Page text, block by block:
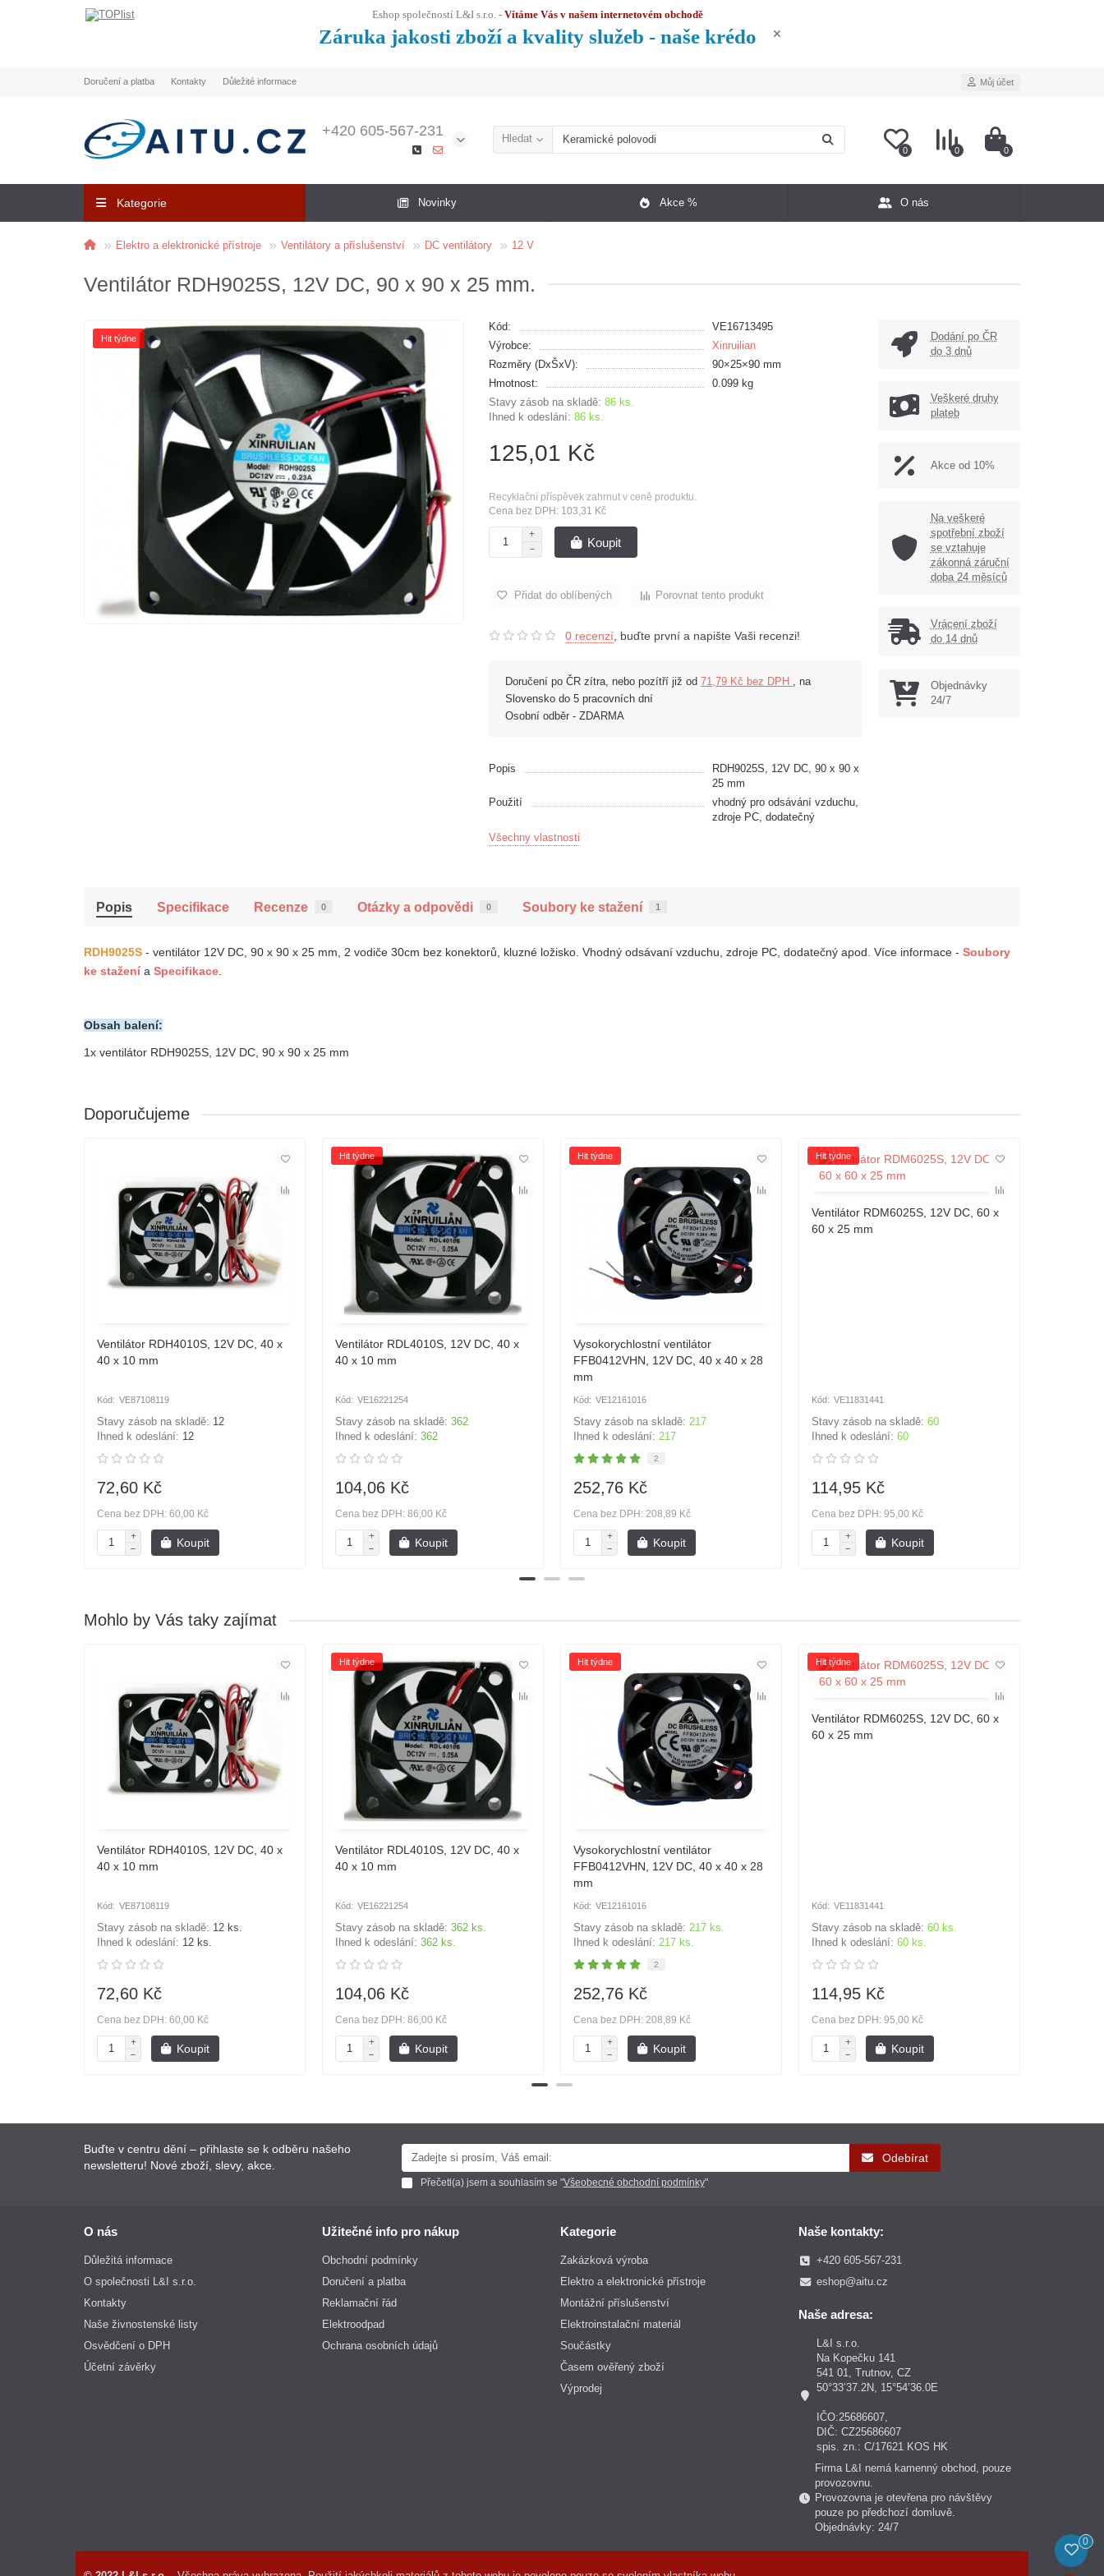
Eshop společností L&I s.r.o. - Vítáme Vás v našem internetovém obchodě
Záruka jakosti zboží a kvality služeb - naše krédo
Doručení a platba Kontakty Důležité informace Můj účet
Hledat
+420 605-567-231
0 0 0
Kategorie Novinky Akce % O nás
Elektro a elektronické přístroje Ventilátory a příslušenství DC ventilátory 12 V
Ventilátor RDH9025S, 12V DC, 90 x 90 x 25 mm.
Hit týdne
Kód:
VE16713495
Výrobce:
Xinruilian
Rozměry (DxŠxV):
90×25×90 mm
Hmotnost:
0.099 kg
Stavy zásob na skladě:86 ks.
Ihned k odeslání:86 ks.
125,01 Kč
Recyklační příspěvek zahrnut v ceně produktu.
Cena bez DPH: 103,31 Kč
Koupit
Přidat do oblíbených Porovnat tento produkt
0 recenzí, buďte první a napište Vaši recenzi!
Doručení po ČR zítra, nebo pozítří již od71,79 Kč bez DPH , na
Slovensko do 5 pracovních dní
Osobní odběr - ZDARMA
Popis
RDH9025S, 12V DC, 90 x 90 x
25 mm
Použití
vhodný pro odsávání vzduchu,
zdroje PC, dodatečný
Všechny vlastnosti
Dodání po ČR
do 3 dnů
Veškeré druhy
plateb
Akce od 10%
Na veškeré
spotřební zboží
se vztahuje
zákonná záruční
doba 24 měsíců
Vrácení zboží
do 14 dnů
Objednávky
24/7
Popis Specifikace Recenze 0 Otázky a odpovědi 0 Soubory ke stažení 1
RDH9025S - ventilátor 12V DC, 90 x 90 x 25 mm, 2 vodiče 30cm bez konektorů, kluzné ložisko. Vhodný odsávaní vzduchu, zdroje PC, dodatečný apod. Více informace - Soubory
ke stažení a Specifikace.
Obsah balení:
1x ventilátor RDH9025S, 12V DC, 90 x 90 x 25 mm
Doporučujeme
Ventilátor RDH4010S, 12V DC, 40 x
40 x 10 mm
VE87108119
Stavy zásob na skladě: 12
Ihned k odeslání: 12
72,60 Kč
Cena bez DPH: 60,00 Kč
Koupit
Hit týdne
Ventilátor RDL4010S, 12V DC, 40 x
40 x 10 mm
VE16221254
Stavy zásob na skladě: 362
Ihned k odeslání: 362
104,06 Kč
Cena bez DPH: 86,00 Kč
Koupit
Hit týdne
Vysokorychlostní ventilátor
FFB0412VHN, 12V DC, 40 x 40 x 28
mm
VE12161016
Stavy zásob na skladě: 217
Ihned k odeslání: 217
2
252,76 Kč
Cena bez DPH: 208,89 Kč
Koupit
Hit týdne
Ventilátor RDM6025S, 12V DC, 60 x
60 x 25 mm
VE11831441
Stavy zásob na skladě: 60
Ihned k odeslání: 60
114,95 Kč
Cena bez DPH: 95,00 Kč
Koupit
Mohlo by Vás taky zajímat
Ventilátor RDH4010S, 12V DC, 40 x
40 x 10 mm
VE87108119
Stavy zásob na skladě: 12 ks.
Ihned k odeslání: 12 ks.
72,60 Kč
Cena bez DPH: 60,00 Kč
Koupit
Hit týdne
Ventilátor RDL4010S, 12V DC, 40 x
40 x 10 mm
VE16221254
Stavy zásob na skladě: 362 ks.
Ihned k odeslání: 362 ks.
104,06 Kč
Cena bez DPH: 86,00 Kč
Koupit
Hit týdne
Vysokorychlostní ventilátor
FFB0412VHN, 12V DC, 40 x 40 x 28
mm
VE12161016
Stavy zásob na skladě: 217 ks.
Ihned k odeslání: 217 ks.
2
252,76 Kč
Cena bez DPH: 208,89 Kč
Koupit
Hit týdne
Ventilátor RDM6025S, 12V DC, 60 x
60 x 25 mm
VE11831441
Stavy zásob na skladě: 60 ks.
Ihned k odeslání: 60 ks.
114,95 Kč
Cena bez DPH: 95,00 Kč
Koupit
Buďte v centru dění – přihlaste se k odběru našeho
newsletteru! Nové zboží, slevy, akce.
Odebírat
Přečetl(a) jsem a souhlasím se "Všeobecné obchodní podmínky"
O nás
Důležitá informace
O společnosti L&I s.r.o.
Kontakty
Naše živnostenské listy
Osvědčení o DPH
Účetní závěrky
Užitečné info pro nákup
Obchodní podmínky
Doručení a platba
Reklamační řád
Elektroodpad
Ochrana osobních údajů
Kategorie
Zakázková výroba
Elektro a elektronické přístroje
Montážní příslušenství
Elektroinstalační materiál
Součástky
Časem ověřený zboží
Výprodej
Naše kontakty:
+420 605-567-231
eshop@aitu.cz
Naše adresa:
L&I s.r.o.
Na Kopečku 141
541 01, Trutnov, CZ
50°33’37.2N, 15°54’36.0E
IČO:25686607,
DIČ: CZ25686607
spis. zn.: C/17621 KOS HK
Firma L&I nemá kamenný obchod, pouze
provozovnu.
Provozovna je otevřena pro návštěvy
pouze po předchozí domluvě.
Objednávky: 24/7
0